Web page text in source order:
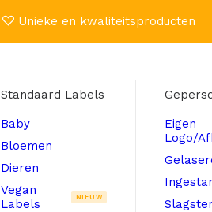
Unieke en kwaliteitsproducten
Standaard Labels
Baby
Bloemen
Dieren
Vegan
Labels
NIEUW
Eigen
Logo/